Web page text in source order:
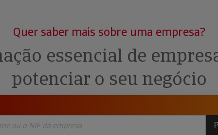
de Créditos
Quer saber mais sobre uma empresa?
essencial de
potenciar o seu negócio